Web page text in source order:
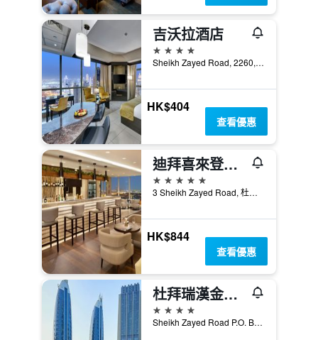
吉沃拉酒店
4星級
Sheikh Zayed Road, 2260, 杜拜, 阿拉伯聯合大公國
HK$404
查看優惠
迪拜喜來登大酒店
5星級
3 Sheikh Zayed Road, 杜拜, 阿拉伯聯合大公國
HK$844
查看優惠
杜拜瑞漢金玫瑰羅塔納飯店
4星級
Sheikh Zayed Road P.O. Box 126452, 杜拜, 阿拉伯聯合大公國